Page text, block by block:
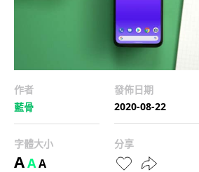
作者
藍骨
發佈日期
2020-08-22
字體大小
AAA
分享